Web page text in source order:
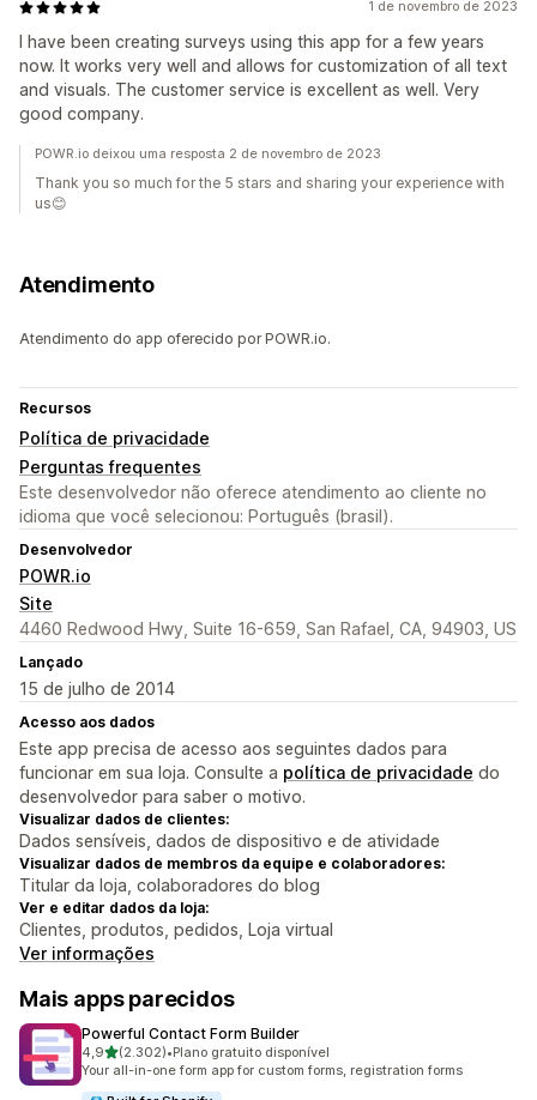
1 de novembro de 2023
I have been creating surveys using this app for a few years
now. It works very well and allows for customization of all text
and visuals. The customer service is excellent as well. Very
good company.
POWR.io deixou uma resposta 2 de novembro de 2023
Thank you so much for the 5 stars and sharing your experience with
us😊
Atendimento
Atendimento do app oferecido por POWR.io.
Recursos
Política de privacidade
Perguntas frequentes
Este desenvolvedor não oferece atendimento ao cliente no
idioma que você selecionou: Português (brasil).
Desenvolvedor
POWR.io
Site
4460 Redwood Hwy, Suite 16-659, San Rafael, CA, 94903, US
Lançado
15 de julho de 2014
Acesso aos dados
Este app precisa de acesso aos seguintes dados para
funcionar em sua loja. Consulte a política de privacidade do
desenvolvedor para saber o motivo.
Visualizar dados de clientes:
Dados sensíveis, dados de dispositivo e de atividade
Visualizar dados de membros da equipe e colaboradores:
Titular da loja, colaboradores do blog
Ver e editar dados da loja:
Clientes, produtos, pedidos, Loja virtual
Ver informações
Mais apps parecidos
Powerful Contact Form Builder
4,9de 5 estrelas
(2.302)
2302 avaliações ao todo
•Plano gratuito disponível
Your all-in-one form app for custom forms, registration forms